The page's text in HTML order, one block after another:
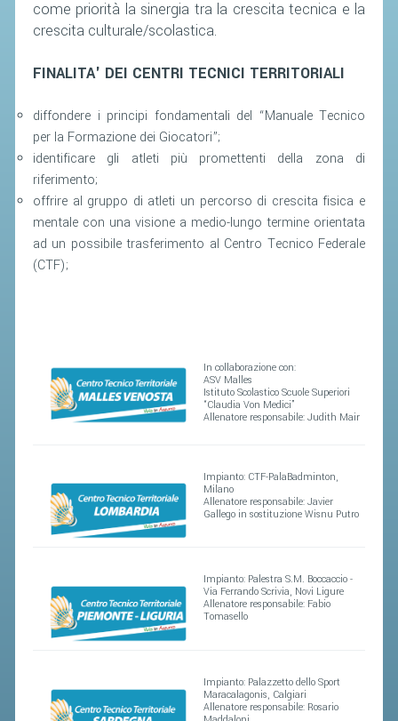
come priorità la sinergia tra la crescita tecnica e la
crescita culturale/scolastica.
FINALITA' DEI CENTRI TECNICI TERRITORIALI
diffondere i principi fondamentali del “Manuale Tecnico
per la Formazione dei Giocatori”;
identificare gli atleti più promettenti della zona di
riferimento;
offrire al gruppo di atleti un percorso di crescita fisica e
mentale con una visione a medio-lungo termine orientata
ad un possibile trasferimento al Centro Tecnico Federale
(CTF);
In collaborazione con:
ASV Malles
Istituto Scolastico Scuole Superiori
“Claudia Von Medici”
Allenatore responsabile: Judith Mair
Impianto: CTF-PalaBadminton,
Milano
Allenatore responsabile: Javier
Gallego in sostituzione Wisnu Putro
Impianto: Palestra S.M. Boccaccio -
Via Ferrando Scrivia, Novi Ligure
Allenatore responsabile: Fabio
Tomasello
Impianto: Palazzetto dello Sport
Maracalagonis, Calgiari
Allenatore responsabile: Rosario
CIRCOLARI
SAFEGUARDING
RICHIESTA PATROCINIO
GIUSTIZIA FEDERALE
REGOLAMENTI
PROVVEDIMENTI
STAFF TECNICO
CTF – PALABADMINTON
ATLETI D'INTERESSE NAZIONALE
VOLA CON NOI
CENTRI TECNICI TERRITORIALI
TESSERAMENTO
AFFILIAZIONE E TESSERAMENTO
CONVENZIONI